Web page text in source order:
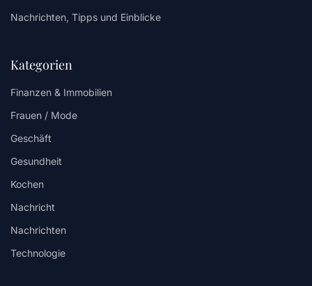
Nachrichten, Tipps und Einblicke
Kategorien
Finanzen & Immobilien
Frauen / Mode
Geschäft
Gesundheit
Kochen
Nachricht
Nachrichten
Technologie